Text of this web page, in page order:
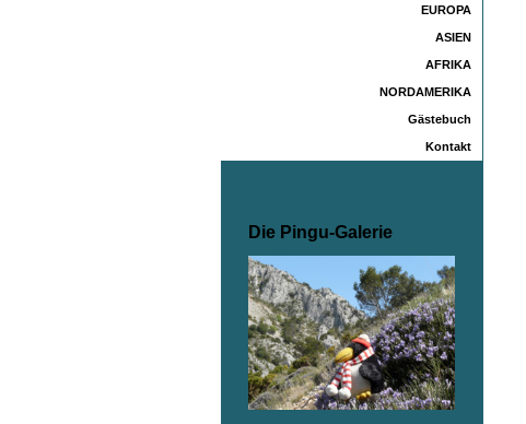
EUROPA
ASIEN
AFRIKA
NORDAMERIKA
Gästebuch
Kontakt
Die Pingu-Galerie